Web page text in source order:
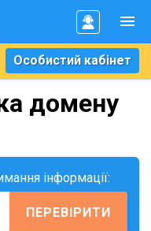
Особистий кабінет
домену
інформації:
ПЕРЕВІРИТИ